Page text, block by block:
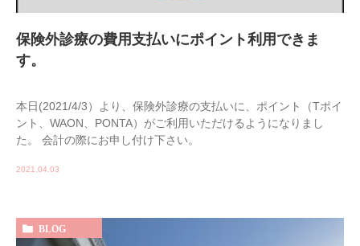
保険外診療の費用支払いにポイント利用できま
す。
本日(2021/4/3）より、保険外診療の支払いに、ポイント（Tポイ
ント、WAON、PONTA）がご利用いただけるようになりまし
た。 会計の際にお申し付け下さい。
2021.04.03
BLOG